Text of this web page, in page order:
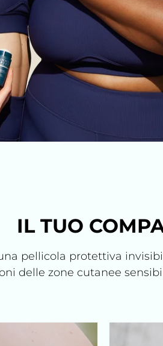
IL TUO
una pellicola protettiva
delle zone cutanee